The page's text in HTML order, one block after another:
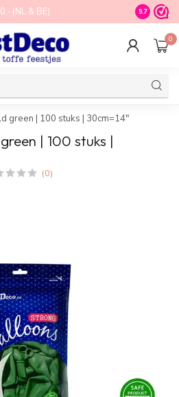
(NL & BE) STORE in
9.7
0
green | 100 stuks | 30cm=14"
| 100 stuks |
(0)